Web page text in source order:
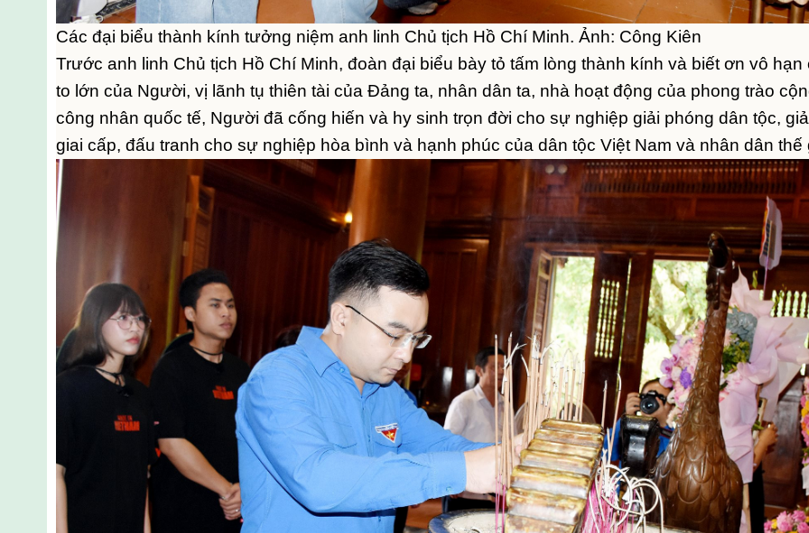
Các đại biểu thành kính tưởng niệm anh linh Chủ tịch Hồ Chí Minh. Ảnh: Công Kiên
Trước anh linh Chủ tịch Hồ Chí Minh, đoàn đại biểu bày tỏ tấm lòng thành kính và biết ơn vô hạn
to lớn của Người, vị lãnh tụ thiên tài của Đảng ta, nhân dân ta, nhà hoạt động của phong trào
công nhân quốc tế, Người đã cống hiến và hy sinh trọn đời cho sự nghiệp giải phóng dân tộc,
giai cấp, đấu tranh cho sự nghiệp hòa bình và hạnh phúc của dân tộc Việt Nam và nhân dân thế